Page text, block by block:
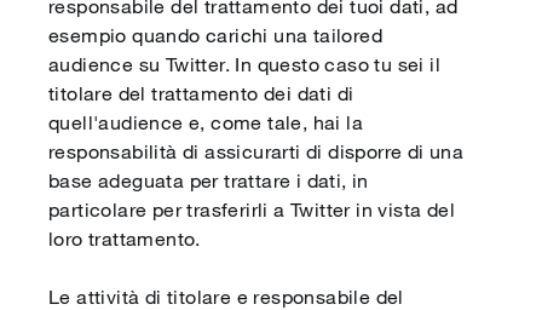
responsabile del trattamento dei tuoi dati, ad
esempio quando carichi una tailored
audience su Twitter. In questo caso tu sei il
titolare del trattamento dei dati di
quell'audience e, come tale, hai la
responsabilità di assicurarti di disporre di una
base adeguata per trattare i dati, in
particolare per trasferirli a Twitter in vista del
loro trattamento.
Le attività di titolare e responsabile del